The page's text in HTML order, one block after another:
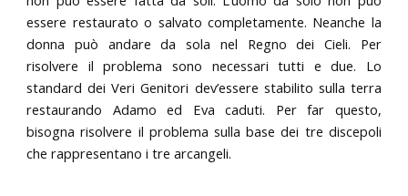
essere restaurato o salvato completamente. Neanche la
donna può andare da sola nel Regno dei Cieli. Per
risolvere il problema sono necessari tutti e due. Lo
standard dei Veri Genitori dev’essere stabilito sulla terra
restaurando Adamo ed Eva caduti. Per far questo,
bisogna risolvere il problema sulla base dei tre discepoli
che rappresentano i tre arcangeli.